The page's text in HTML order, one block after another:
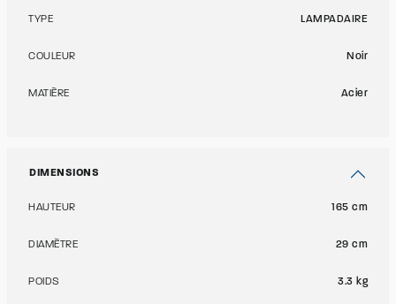
TYPE LAMPADAIRE
COULEUR Noir
MATIÈRE Acier
DIMENSIONS
HAUTEUR 165 cm
DIAMÈTRE 29 cm
POIDS 3.3 kg